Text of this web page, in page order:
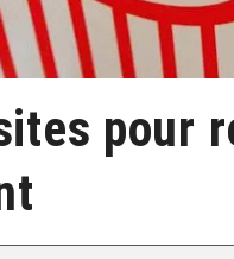
pour